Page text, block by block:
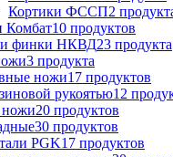
Кортики ФССП2
Комбат10 продуктов
финки НКВД23 продукта
3 продукта
ножи17 продуктов
рукоятью12
20 продуктов
30 продуктов
PGK17 продуктов